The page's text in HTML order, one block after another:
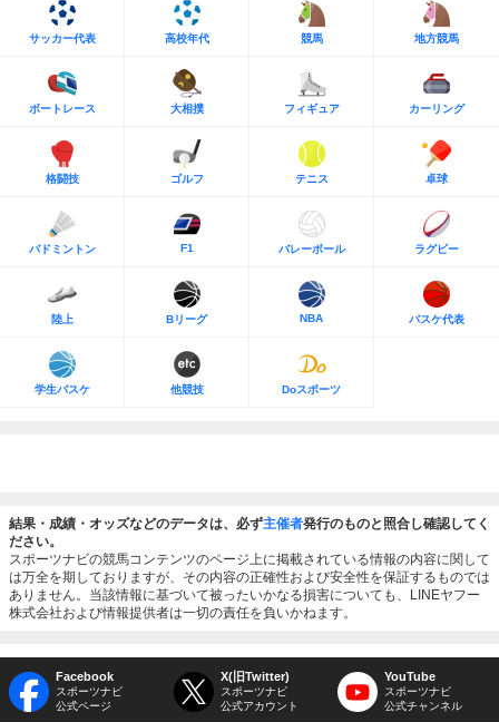
サッカー代表 高校年代 競馬 地方競馬
ボートレース 大相撲 フィギュア カーリング
格闘技 ゴルフ テニス 卓球
バドミントン F1 バレーボール ラグビー
陸上 Bリーグ NBA バスケ代表
学生バスケ 他競技 Doスポーツ
結果・成績・オッズなどのデータは、必ず主催者発行のものと照合し確認してく
ださい。
スポーツナビの競馬コンテンツのページ上に掲載されている情報の内容に関して
は万全を期しておりますが、その内容の正確性および安全性を保証するものでは
ありません。当該情報に基づいて被ったいかなる損害についても、LINEヤフー
株式会社および情報提供者は一切の責任を負いかねます。
Facebook
スポーツナビ
公式ページ
X(旧Twitter)
スポーツナビ
公式アカウント
YouTube
スポーツナビ
公式チャンネル